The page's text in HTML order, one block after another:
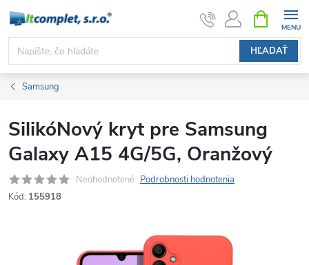
Prejsť
obsah
HĽADAŤ
KOŠÍK
Samsung
SilikóNový kryt pre Samsung
Galaxy A15 4G/5G, Oranžový
Neohodnotené Podrobnosti hodnotenia
Kód: 155918